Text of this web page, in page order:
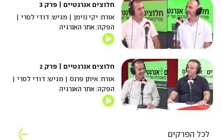
חלוצים אנרגטיים | פרק 3
אורח: יקי נוימן | מגיש: דודי לסרי |
הפקה: אתר האנרגיה
חלוצים אנרגטיים | פרק 2
אורח: איתן פרנס | מגיש: דודי לסרי |
הפקה: אתר האנרגיה
לכל הפרקים